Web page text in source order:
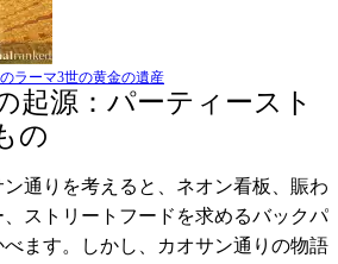
ラーマ3世の黄金の遺産
起源：パーティースト
の
通りを考えると、ネオン看板、賑わ
ストリートフードを求めるバックパ
ます。しかし、カオサン通りの物語